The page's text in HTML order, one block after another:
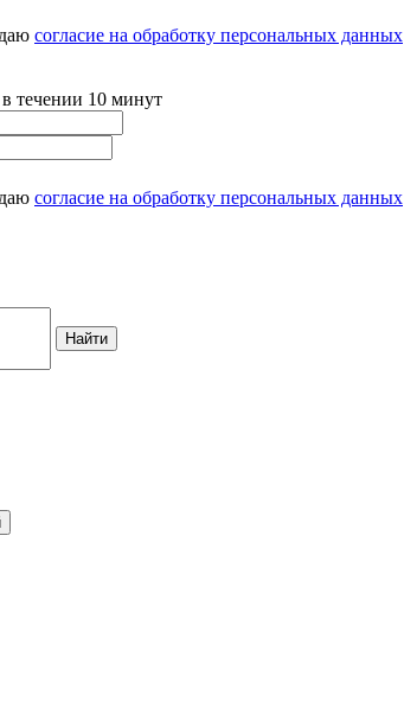
согласие на обработку персональных данных
течении 10 минут
согласие на обработку персональных данных